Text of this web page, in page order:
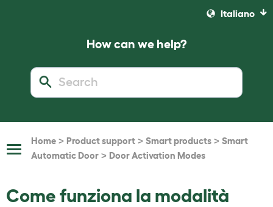
Italiano
How can we help?
Toggle
Home > Product support > Smart products > Smart
Automatic Door > Door Activation Modes
Come funziona la modalità